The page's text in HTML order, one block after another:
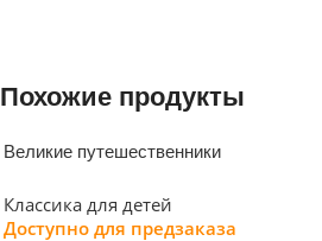
Похожие продукты
Великие путешественники
Классика для детей
Доступно для предзаказа